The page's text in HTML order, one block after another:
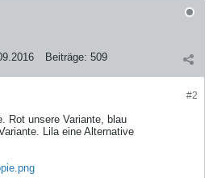
Beiträge: 509
#2
Rot unsere Variante, blau
Lila eine Alternative